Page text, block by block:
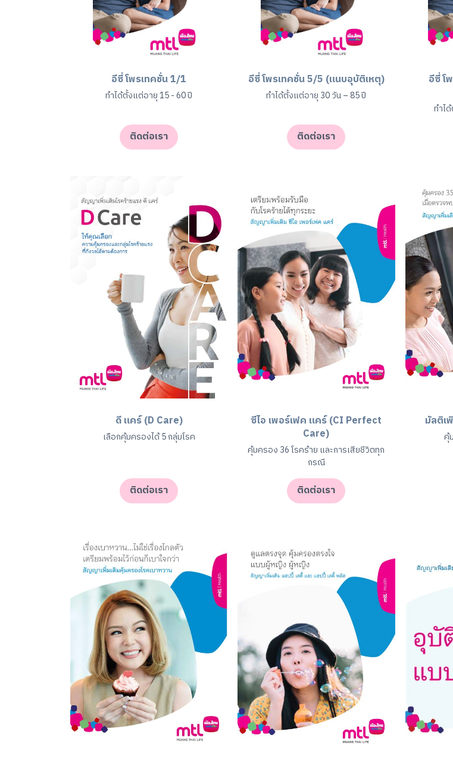
อีซี่ โพรเทคชั่น 1/1
ทำได้ตั้งแต่อายุ 15 - 60 ปี
ติดต่อเรา
อีซี่ โพรเทคชั่น 5/5 (แนบอุบัติเหตุ)
ทำได้ตั้งแต่อายุ 30 วัน – 85 ปี
ติดต่อเรา
อีซี่ โ
ทำไ
ดี แคร์ (D Care)
เลือกคุ้มครองได้ 5 กลุ่มโรค
ติดต่อเรา
ซีไอ เพอร์เฟค แคร์ (CI Perfect
Care)
คุ้มครอง 36 โรคร้าย และการเสียชีวิตทุก
กรณี
ติดต่อเรา
มัลติเ
คุ้